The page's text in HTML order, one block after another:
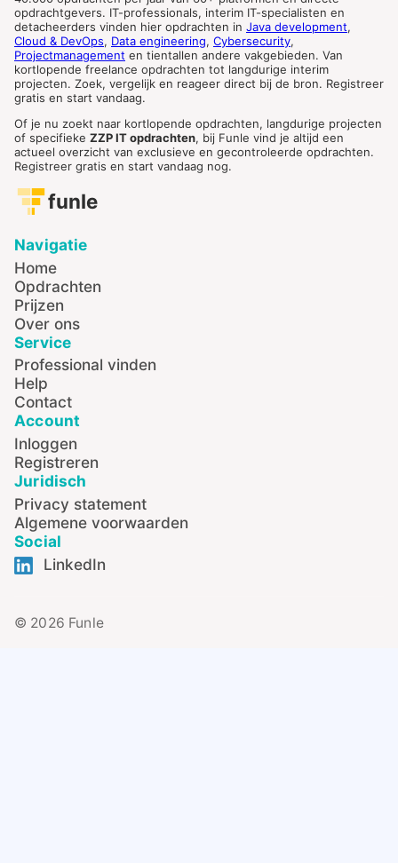
opdrachtgevers. IT-professionals, interim IT-specialisten en
detacheerders vinden hier opdrachten in Java development,
Cloud & DevOps, Data engineering, Cybersecurity,
Projectmanagement en tientallen andere vakgebieden. Van
kortlopende freelance opdrachten tot langdurige interim
projecten. Zoek, vergelijk en reageer direct bij de bron. Registreer
gratis en start vandaag.
Of je nu zoekt naar kortlopende opdrachten, langdurige projecten
of specifieke ZZP IT opdrachten, bij Funle vind je altijd een
actueel overzicht van exclusieve en gecontroleerde opdrachten.
Registreer gratis en start vandaag nog.
funle
Navigatie
Home
Opdrachten
Prijzen
Over ons
Service
Professional vinden
Help
Contact
Account
Inloggen
Registreren
Juridisch
Privacy statement
Algemene voorwaarden
Social
LinkedIn
© 2026 Funle